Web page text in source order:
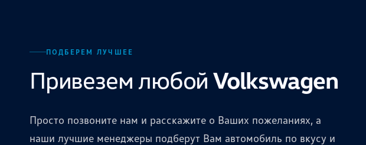
ПОДБЕРЕМ ЛУЧШЕЕ
Привезем любой Volkswagen
Просто позвоните нам и расскажите о Ваших пожеланиях, а
наши лучшие менеджеры подберут Вам автомобиль по вкусу и